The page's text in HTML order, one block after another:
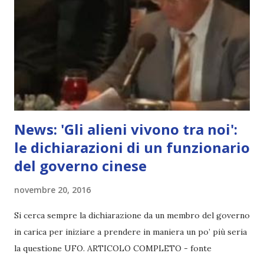
News: 'Gli alieni vivono tra noi':
le dichiarazioni di un funzionario
del governo cinese
novembre 20, 2016
Si cerca sempre la dichiarazione da un membro del governo
in carica per iniziare a prendere in maniera un po’ più seria
la questione UFO. ARTICOLO COMPLETO - fonte